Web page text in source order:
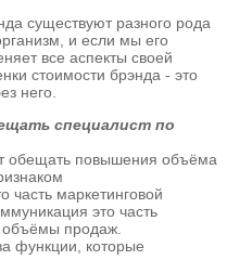
существуют разного рода
и если мы его
все аспекты своей
стоимости брэнда - это
него.
специалист по
обещать повышения объёма
часть маркетинговой
это часть
объёмы продаж.
функции, которые